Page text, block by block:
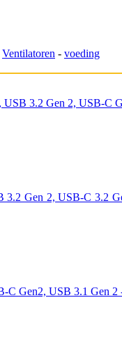
Ventilatoren - voeding
3.2 Gen 2, USB-C
Gen 2, USB-C 3.2
C Gen2, USB 3.1 Gen